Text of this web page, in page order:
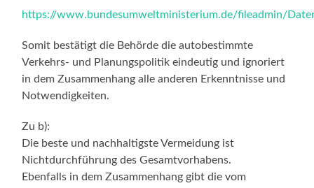
https://www.bundesumweltministerium.de/fileadmin/
Somit bestätigt die Behörde die autobestimmte
Verkehrs- und Planungspolitik eindeutig und ignoriert
in dem Zusammenhang alle anderen Erkenntnisse und
Notwendigkeiten.
Zu b):
Die beste und nachhaltigste Vermeidung ist
Nichtdurchführung des Gesamtvorhabens.
Ebenfalls in dem Zusammenhang gibt die vom